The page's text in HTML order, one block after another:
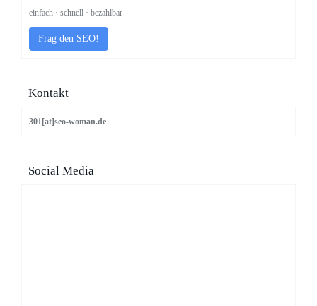
einfach · schnell · bezahlbar
Frag den SEO!
Kontakt
301[at]seo-woman.de
Social Media